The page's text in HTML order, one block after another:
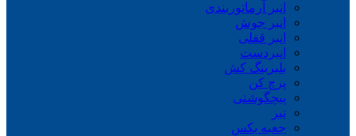
انبر آرماتوربندی
انبر جوش
انبر قفلی
انبردست
بلبرینگ کش
پرچ کن
پیچگوشتی
تبر
جعبه بکس